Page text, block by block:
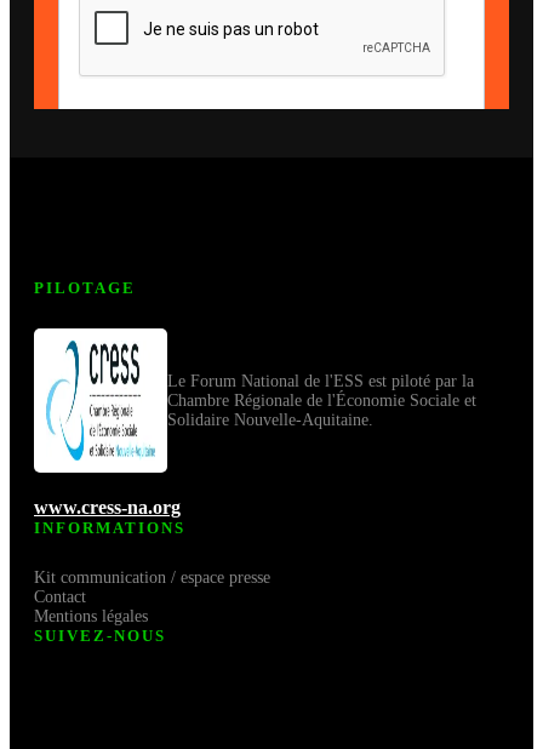
PILOTAGE
Le Forum National de l'ESS est piloté par la
Chambre Régionale de l'Économie Sociale et
Solidaire Nouvelle-Aquitaine.
www.cress-na.org
INFORMATIONS
Kit communication / espace presse
Contact
Mentions légales
SUIVEZ-NOUS